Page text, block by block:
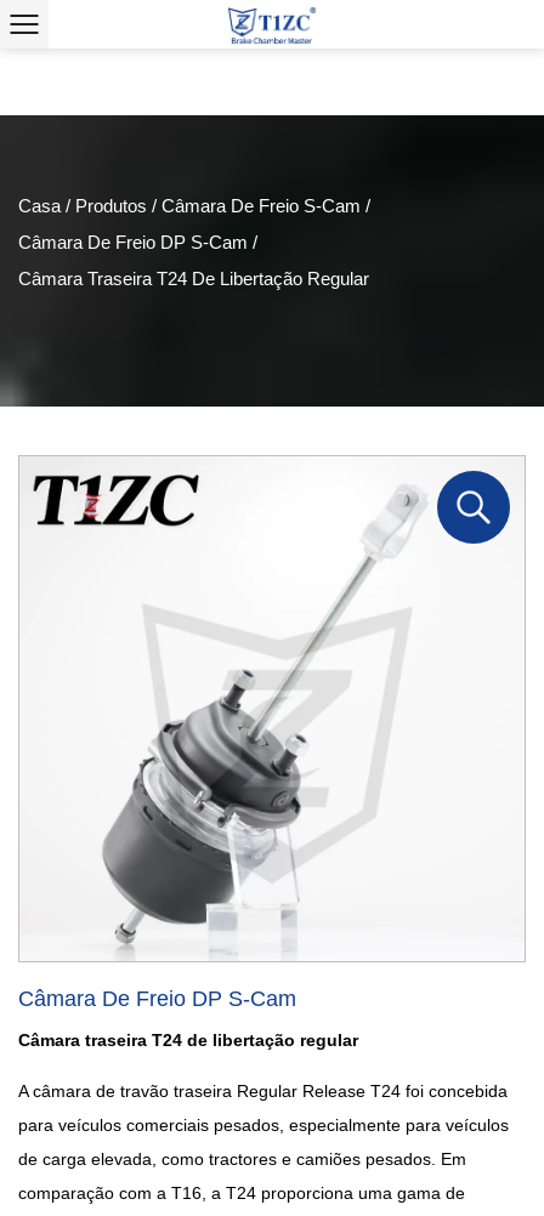
Casa / Produtos / Câmara De Freio S-Cam /
Câmara De Freio DP S-Cam /
Câmara Traseira T24 De Libertação Regular
Câmara De Freio DP S-Cam
Câmara traseira T24 de libertação regular
A câmara de travão traseira Regular Release T24 foi concebida
para veículos comerciais pesados, especialmente para veículos
de carga elevada, como tractores e camiões pesados. Em
comparação com a T16, a T24 proporciona uma gama de